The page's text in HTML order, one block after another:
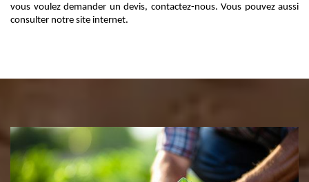
vous voulez demander un devis, contactez-nous. Vous pouvez aussi
consulter notre site internet.